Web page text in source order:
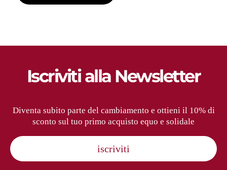
Iscriviti alla Newsletter
Diventa subito parte del cambiamento e ottieni il 10% di
sconto sul tuo primo acquisto equo e solidale
iscriviti